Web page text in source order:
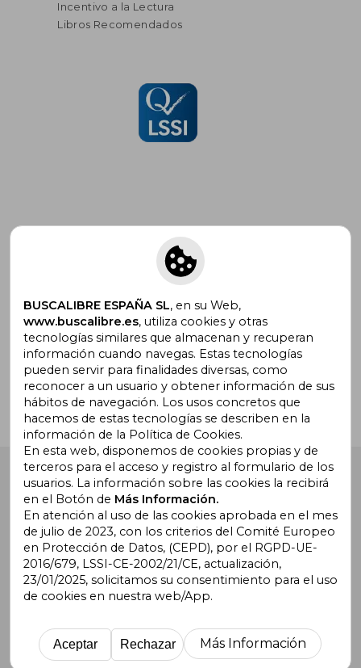
Incentivo a la Lectura
Libros Recomendados
Suscríbete para recibir ofertas y
promociones
¿Necesitas ayuda?
Ir a Centro de Soporte
Buscalibre España . Calle Energía, 65, Nave 3 (08940),
Cornellà de Llobregat, Barcelona. Derechos Reservados.
Buscalibre Argentina| Buscalibre Chile
Buscalibre Uruguay|Buscalibre México|Buscalibre
Perú
|Buscalibre Estados Unidos|Buscalibre Otros
Países|Bookdelivery Reino Unido
BUSCALIBRE ESPAÑA SL, en su Web,
www.buscalibre.es, utiliza cookies y otras
tecnologías similares que almacenan y recuperan
información cuando navegas. Estas tecnologías
pueden servir para finalidades diversas, como
reconocer a un usuario y obtener información de sus
hábitos de navegación. Los usos concretos que
hacemos de estas tecnologías se describen en la
información de la Política de Cookies.
En esta web, disponemos de cookies propias y de
terceros para el acceso y registro al formulario de los
usuarios. La información sobre las cookies la recibirá
en el Botón de Más Información.
En atención al uso de las cookies aprobada en el mes
de julio de 2023, con los criterios del Comité Europeo
en Protección de Datos, (CEPD), por el RGPD-UE-
2016/679, LSSI-CE-2002/21/CE, actualización,
23/01/2025, solicitamos su consentimiento para el uso
de cookies en nuestra web/App.
Aceptar Rechazar Más Información